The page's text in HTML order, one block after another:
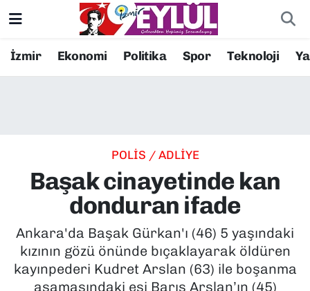
İzmir Ekonomi Politika Spor Teknoloji
POLİS / ADLİYE
Başak cinayetinde kan
donduran ifade
Ankara'da Başak Gürkan'ı (46) 5 yaşındaki
kızının gözü önünde bıçaklayarak öldüren
kayınpederi Kudret Arslan (63) ile boşanma
aşamasındaki eşi Barış Arslan’ın (45)
Resmi İlanlar
EKONOMİ
KÜLTÜR SANAT
MAGAZİN
Konak Nöbetçi Eczaneler
Süper Lig Puan Durumu ve Fikstür
Tüm Manşetler
Son Dakika Haberleri
Haber Arşivi